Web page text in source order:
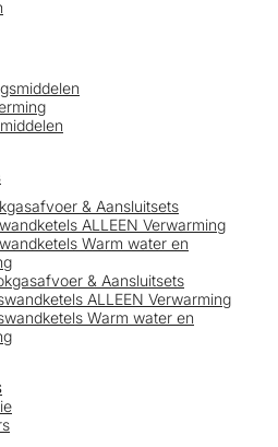
& Aansluitsets
ALLEEN Verwarming
Warm water en
& Aansluitsets
ALLEEN Verwarming
Warm water en